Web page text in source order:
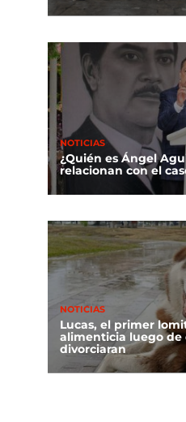
NOTICIAS
¿Quién es Ángel
relacionan con el
NOTICIAS
Lucas, el primer
alimenticia luego de
divorciaran